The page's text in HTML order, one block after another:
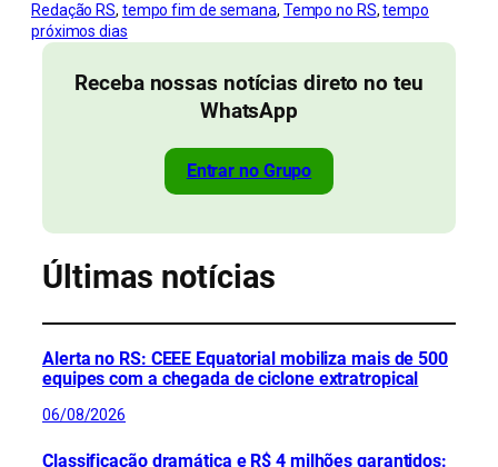
Redação RS, tempo fim de semana, Tempo no RS, tempo
próximos dias
Receba nossas notícias direto no teu
WhatsApp
Entrar no Grupo
Últimas notícias
Alerta no RS: CEEE Equatorial mobiliza mais de 500
equipes com a chegada de ciclone extratropical
06/08/2026
Classificação dramática e R$ 4 milhões garantidos: